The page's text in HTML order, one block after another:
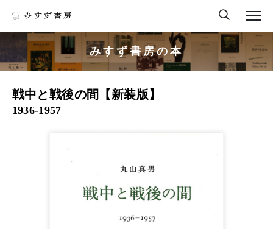
みすず書房の本
戦中と戦後の間【新装版】
1936-1957